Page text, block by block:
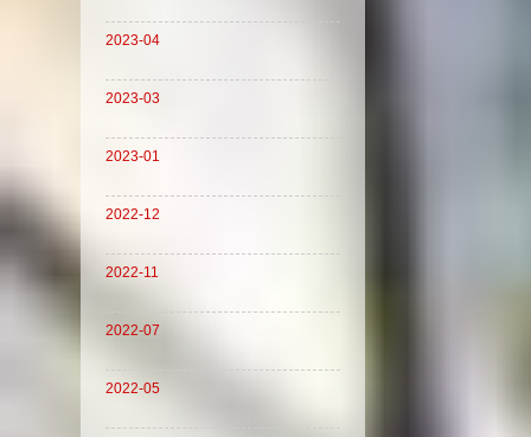
2023-04
2023-03
2023-01
2022-12
2022-11
2022-07
2022-05